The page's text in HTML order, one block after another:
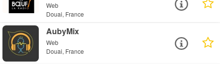
Web
Douai, France
AubyMix
Web
Douai, France